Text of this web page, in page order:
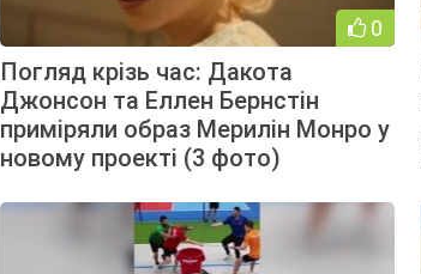
0
Погляд крізь час: Дакота
Джонсон та Еллен Бернстін
приміряли образ Мерилін Монро у
новому проекті (3 фото)